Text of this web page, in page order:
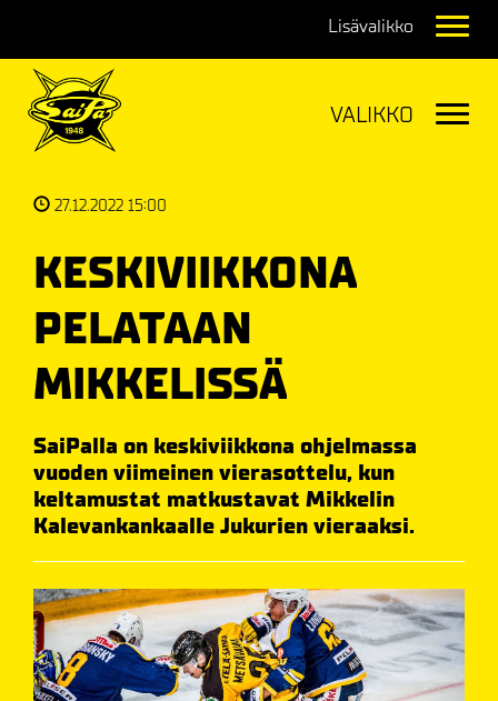
27.12.2022 15:00
KESKIVIIKKONA
PELATAAN
MIKKELISSÄ
SaiPalla on keskiviikkona ohjelmassa
vuoden viimeinen vierasottelu, kun
keltamustat matkustavat Mikkelin
Kalevankankaalle Jukurien vieraaksi.